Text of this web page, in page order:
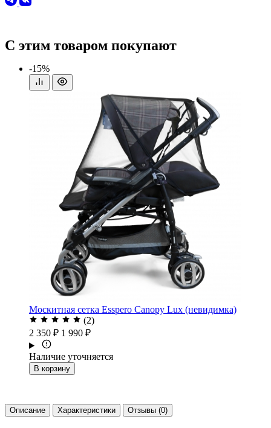
С этим товаром покупают
-15%
Москитная сетка Esspero Canopy Lux (невидимка)
(2)
2 350 ₽ 1 990 ₽
Наличие уточняется
В корзину
Описание Характеристики Отзывы (0)